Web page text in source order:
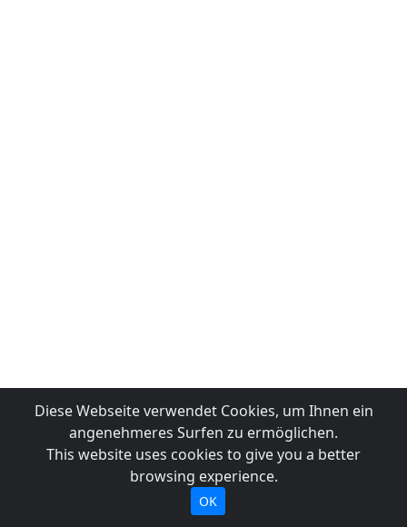
Diese Webseite verwendet Cookies, um Ihnen ein
angenehmeres Surfen zu ermöglichen.
This website uses cookies to give you a better
browsing experience.
OK